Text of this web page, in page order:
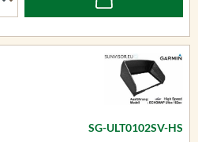
SG-ULT0102SV-HS